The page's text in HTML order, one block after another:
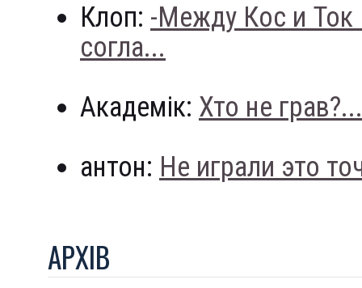
Клоп: -Между Кос и
согла...
Академік: Хто не грав?...
антон: Не играли это
АРХIВ